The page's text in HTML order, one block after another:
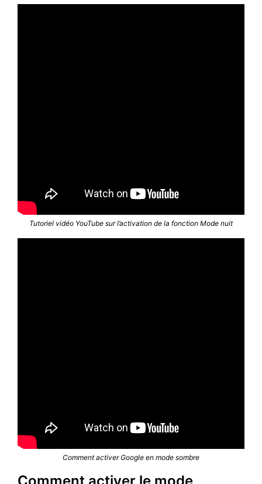
Tutoriel vidéo YouTube sur l’activation de la fonction Mode nuit
Comment activer Google en mode sombre